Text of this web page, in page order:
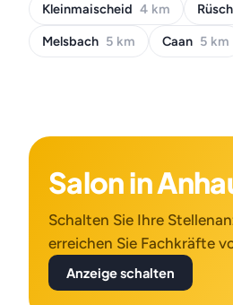
Kleinmaischeid 4 km
Melsbach 5 km Caan 5 km
Salon in
Schalten Sie Ihre
erreichen Sie Fachkräfte
Anzeige schalten